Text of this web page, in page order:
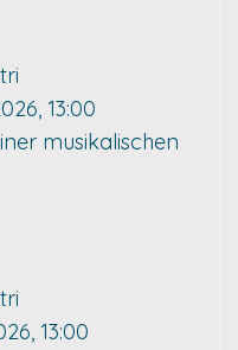
13:00
musikalischen
13:00